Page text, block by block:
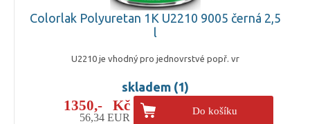
Colorlak Polyuretan 1K U2210 9005 černá 2,5
l
U2210 je vhodný pro jednovrstvé popř. vr
skladem (1)
1350,- Kč
56,34 EUR
Do košíku